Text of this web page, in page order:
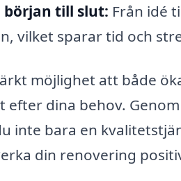
början till slut: Från idé
vilket sparar tid och
möjlighet att både
dina behov.
inte bara en
din renovering